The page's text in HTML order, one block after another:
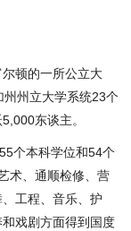
顿的一所公立大
州立大学系统23个
东谈主。
个本科学位和54个
术、通顺检修、营
工程、音乐、护
戏剧方面得到国度